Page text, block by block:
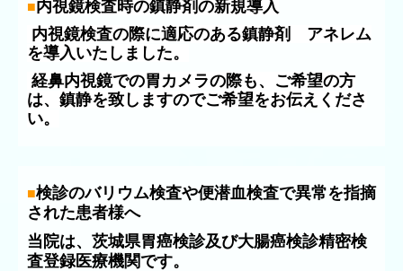
■内視鏡検査時の鎮静剤の新規導入
内視鏡検査の際に適応のある鎮静剤 アネレム
を導入いたしました。
経鼻内視鏡での胃カメラの際も、ご希望の方
は、鎮静を致しますのでご希望をお伝えくださ
い。
■検診のバリウム検査や便潜血検査で異常を指摘
された患者様へ
当院は、茨城県胃癌検診及び大腸癌検診精密検
査登録医療機関です。